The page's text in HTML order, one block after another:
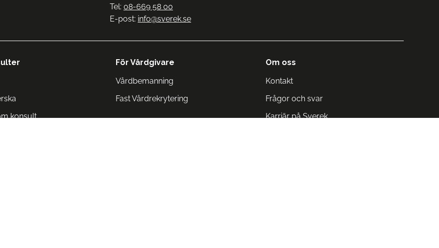
Tel: 08-669 58 00
E-post: info@sverek.se
konsult
För Vårdgivare
Vårdbemanning
Fast Vårdrekrytering
Om oss
Kontakt
Frågor och svar
Karriär på Sverek